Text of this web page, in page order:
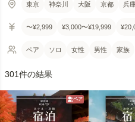
東京 神奈川 大阪 京都 兵
〜¥2,999 ¥3,000〜¥19,999
ペア ソロ 女性 男性 家族
301件の結果
ペア